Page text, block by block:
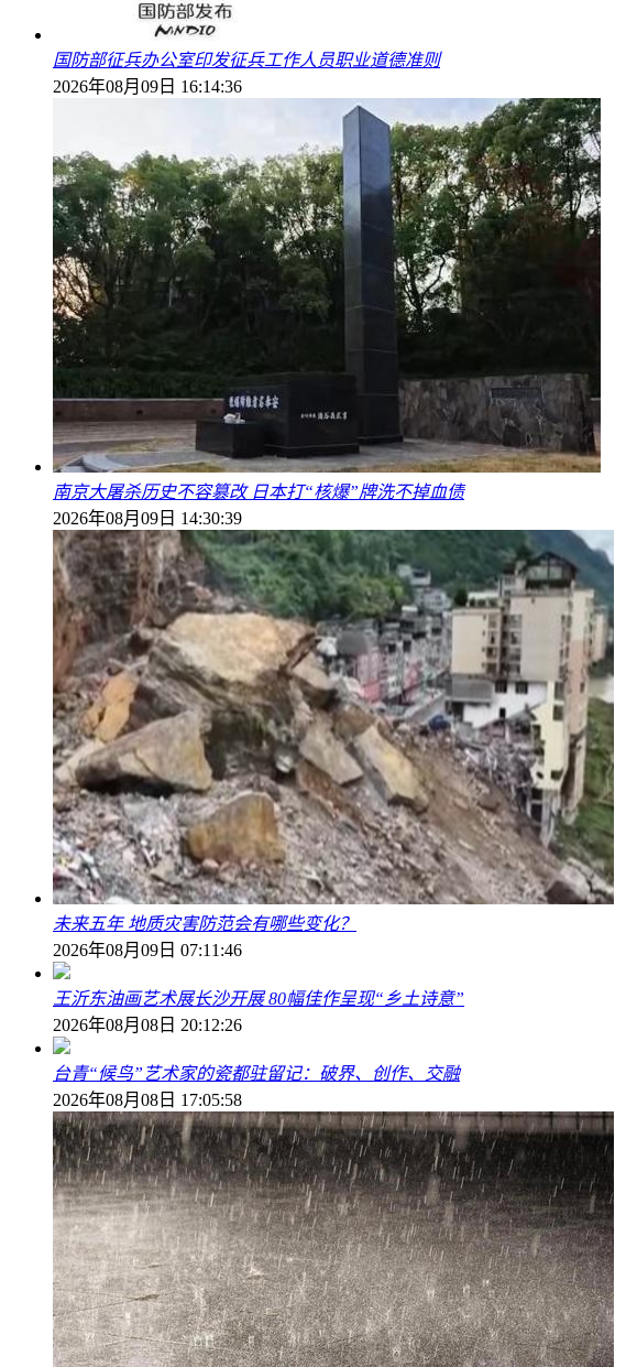
国防部征兵办公室印发征兵工作人员职业道德准则
2026年08月09日 16:14:36
南京大屠杀历史不容篡改 日本打“核爆”牌洗不掉血债
2026年08月09日 14:30:39
未来五年 地质灾害防范会有哪些变化？
2026年08月09日 07:11:46
王沂东油画艺术展长沙开展 80幅佳作呈现“乡土诗意”
2026年08月08日 20:12:26
台青“候鸟”艺术家的瓷都驻留记：破界、创作、交融
2026年08月08日 17:05:58